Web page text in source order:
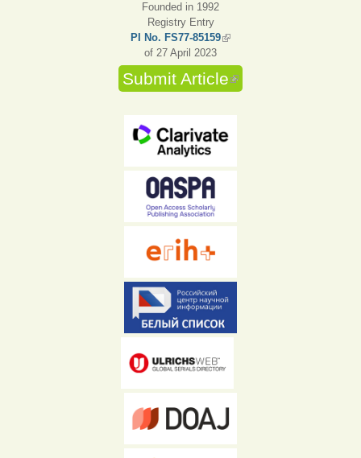
Founded in 1992
Registry Entry
PI No. FS77-85159(link is external)
of 27 April 2023
Submit Article(link is external)